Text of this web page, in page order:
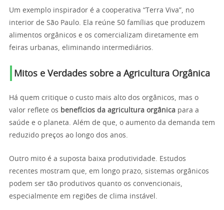
Um exemplo inspirador é a cooperativa “Terra Viva”, no
interior de São Paulo. Ela reúne 50 famílias que produzem
alimentos orgânicos e os comercializam diretamente em
feiras urbanas, eliminando intermediários.
Mitos e Verdades sobre a Agricultura Orgânica
Há quem critique o custo mais alto dos orgânicos, mas o
valor reflete os benefícios da agricultura orgânica para a
saúde e o planeta. Além de que, o aumento da demanda tem
reduzido preços ao longo dos anos.
Outro mito é a suposta baixa produtividade. Estudos
recentes mostram que, em longo prazo, sistemas orgânicos
podem ser tão produtivos quanto os convencionais,
especialmente em regiões de clima instável.